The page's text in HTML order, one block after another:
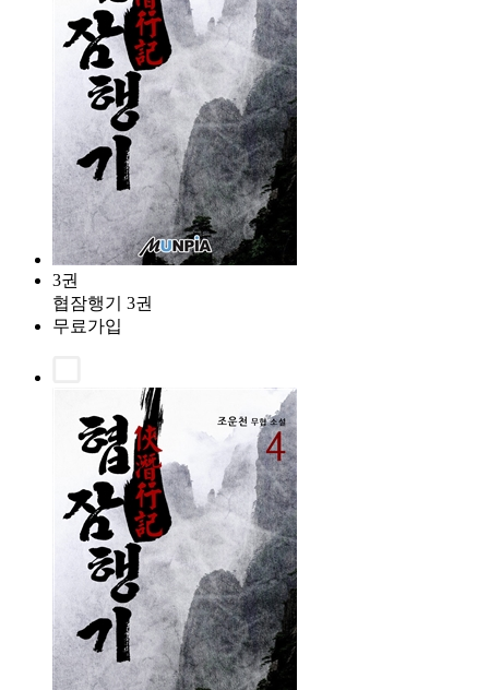
3권
협잠행기 3권
무료가입